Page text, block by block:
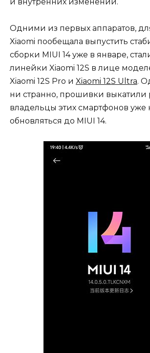
Одними из первых аппаратов,
Xiaomi пообещала выпустить
сборки MIUI 14 уже в январе,
линейки Xiaomi 12S в лице
Xiaomi 12S Pro и Xiaomi 12S Ultra.
ни странно, прошивки
владельцы этих смартфонов уже
обновляться до MIUI 14.